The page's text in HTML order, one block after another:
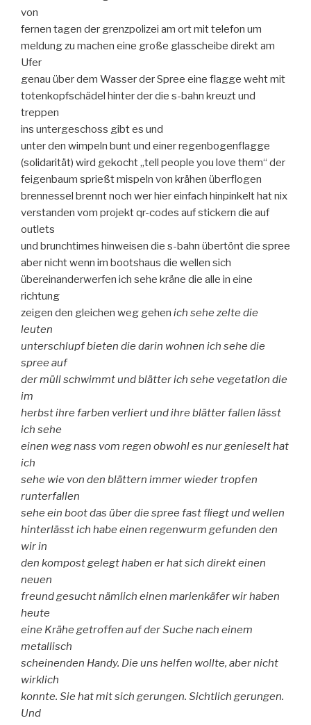
von
fernen tagen der grenzpolizei am ort mit telefon um
meldung zu machen eine große glasscheibe direkt am
Ufer
genau über dem Wasser der Spree eine flagge weht mit
totenkopfschädel hinter der die s-bahn kreuzt und
treppen
ins untergeschoss gibt es und
unter den wimpeln bunt und einer regenbogenflagge
(solidarität) wird gekocht „tell people you love them“ der
feigenbaum sprießt mispeln von krähen überflogen
brennessel brennt noch wer hier einfach hinpinkelt hat nix
verstanden vom projekt qr-codes auf stickern die auf
outlets
und brunchtimes hinweisen die s-bahn übertönt die spree
aber nicht wenn im bootshaus die wellen sich
übereinanderwerfen ich sehe kräne die alle in eine
richtung
zeigen den gleichen weg gehen ich sehe zelte die
leuten
unterschlupf bieten die darin wohnen ich sehe die
spree auf
der müll schwimmt und blätter ich sehe vegetation die
im
herbst ihre farben verliert und ihre blätter fallen lässt
ich sehe
einen weg nass vom regen obwohl es nur genieselt hat
ich
sehe wie von den blättern immer wieder tropfen
runterfallen
sehe ein boot das über die spree fast fliegt und wellen
hinterlässt ich habe einen regenwurm gefunden den
wir in
den kompost gelegt haben er hat sich direkt einen
neuen
freund gesucht nämlich einen marienkäfer wir haben
heute
eine Krähe getroffen auf der Suche nach einem
metallisch
scheinenden Handy. Die uns helfen wollte, aber nicht
wirklich
konnte. Sie hat mit sich gerungen. Sichtlich gerungen.
Und